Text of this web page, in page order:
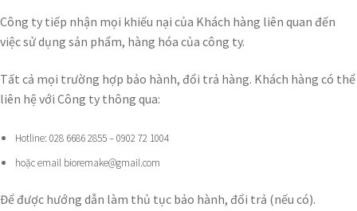
Công ty tiếp nhận mọi khiếu nại của Khách hàng liên quan đến
việc sử dụng sản phẩm, hàng hóa của công ty.
Tất cả mọi trường hợp bảo hành, đổi trả hàng. Khách hàng có thể
liên hệ với Công ty thông qua:
Hotline: 028 6686 2855 – 0902 72 1004
hoặc email bioremake@gmail.com
Để được hướng dẫn làm thủ tục bảo hành, đổi trả (nếu có).